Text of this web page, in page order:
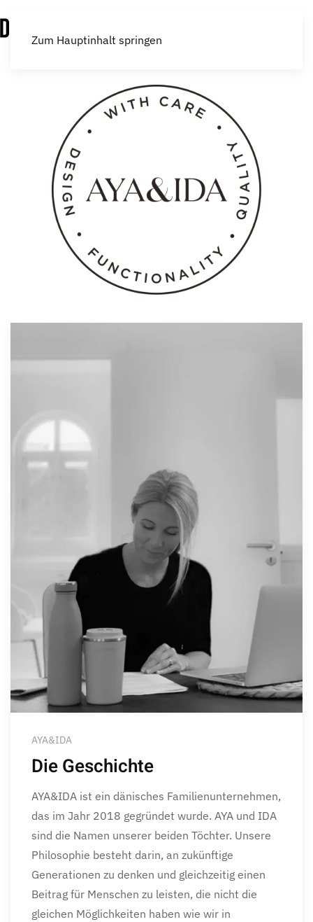
Zum Hauptinhalt springen
AYA&IDA
Die Geschichte
AYA&IDA ist ein dänisches Familienunternehmen,
das im Jahr 2018 gegründet wurde. AYA und IDA
sind die Namen unserer beiden Töchter. Unsere
Philosophie besteht darin, an zukünftige
Generationen zu denken und gleichzeitig einen
Beitrag für Menschen zu leisten, die nicht die
gleichen Möglichkeiten haben wie wir in